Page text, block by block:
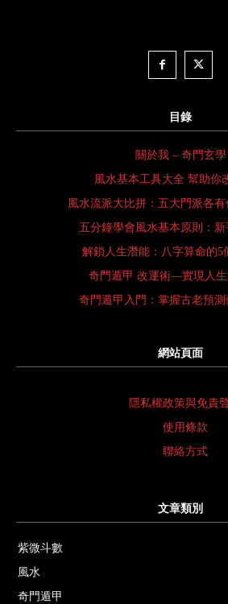
目錄
關於我 – 奇門玄學
風水基本工具大全 幫助你
風水流派大比拼：五大門派各有
五分鐘學會風水基本原則：
解鎖人生潛能：八字算命的5
奇門遁甲 改運術—實現人
奇門遁甲入門：掌握古老預
網站頁面
隱私權政策與免責
使用條款
聯絡方式
文章類別
紫微斗數
風水
奇門遁甲